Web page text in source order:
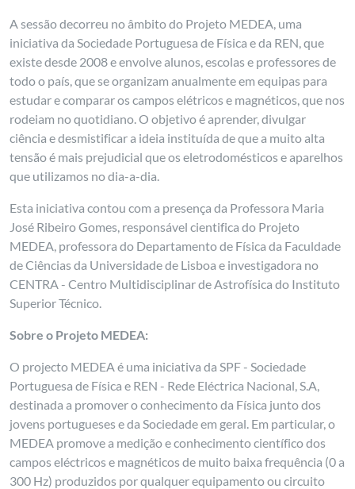
A sessão decorreu no âmbito do Projeto MEDEA, uma
iniciativa da Sociedade Portuguesa de Física e da REN, que
existe desde 2008 e envolve alunos, escolas e professores de
todo o país, que se organizam anualmente em equipas para
estudar e comparar os campos elétricos e magnéticos, que nos
rodeiam no quotidiano. O objetivo é aprender, divulgar
ciência e desmistificar a ideia instituída de que a muito alta
tensão é mais prejudicial que os eletrodomésticos e aparelhos
que utilizamos no dia-a-dia.
Esta iniciativa contou com a presença da Professora Maria
José Ribeiro Gomes, responsável cientifica do Projeto
MEDEA, professora do Departamento de Física da Faculdade
de Ciências da Universidade de Lisboa e investigadora no
CENTRA - Centro Multidisciplinar de Astrofísica do Instituto
Superior Técnico.
Sobre o Projeto MEDEA:
O projecto MEDEA é uma iniciativa da SPF - Sociedade
Portuguesa de Física e REN - Rede Eléctrica Nacional, S.A,
destinada a promover o conhecimento da Física junto dos
jovens portugueses e da Sociedade em geral. Em particular, o
MEDEA promove a medição e conhecimento científico dos
campos eléctricos e magnéticos de muito baixa frequência (0 a
300 Hz) produzidos por qualquer equipamento ou circuito